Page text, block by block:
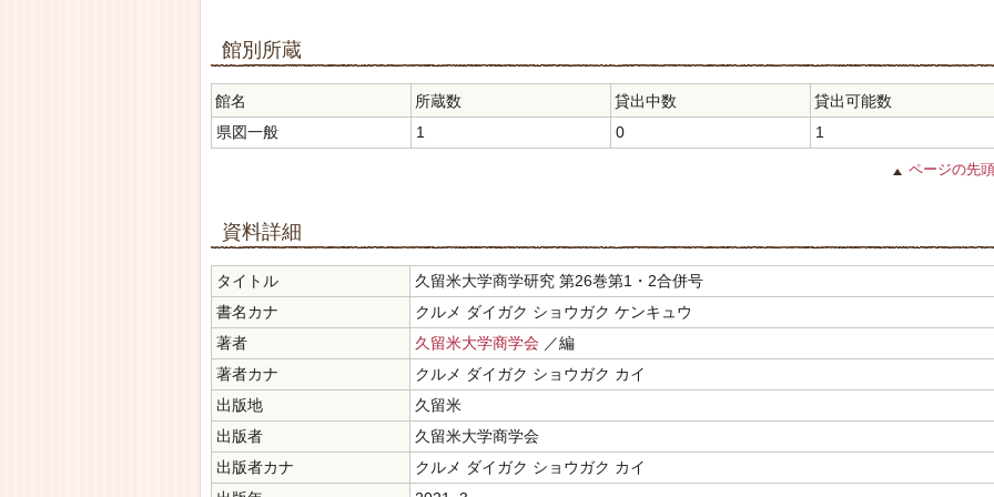
館別所蔵
館名 所蔵数 貸出中数
貸出可能数
県図一般
1 0 1
ページの先
資料詳細
タイトル
久留米大学商学研究 第26巻第1・2合併号
書名カナ
クルメ ダイガク ショウガク ケンキュウ
著者
久留米大学商学会 ／編
著者カナ
クルメ ダイガク ショウガク カイ
出版地
久留米
出版者
久留米大学商学会
出版者カナ
クルメ ダイガク ショウガク カイ